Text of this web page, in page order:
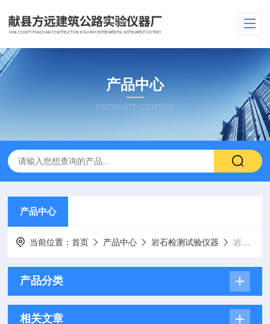
产品中心
PRODUCT CENTER
产品中心
当前位置：首页 产品中心 岩石检测试验仪器 岩石电动应力式直剪仪
产品分类
相关文章